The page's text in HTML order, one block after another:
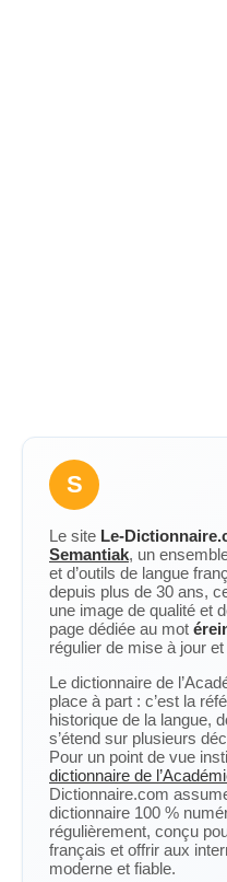
S
Le site Le-
Semantiak, un
et d’outils de langue
depuis plus de 30 ans,
une image de qualité et
page dédiée au mot
régulier de mise à jour
Le dictionnaire de
place à part : c’est la
historique de la langue,
s’étend sur plusieurs
Pour un point de vue
dictionnaire de
Dictionnaire.com
dictionnaire 100 %
régulièrement, conçu
français et offrir aux
moderne et fiable.